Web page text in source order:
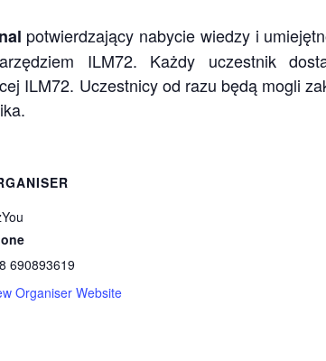
potwierdzający nabycie wiedzy i
ILM72. Każdy uczestnik
ILM72. Uczestnicy od razu będą mogli
690893619
Organiser Website